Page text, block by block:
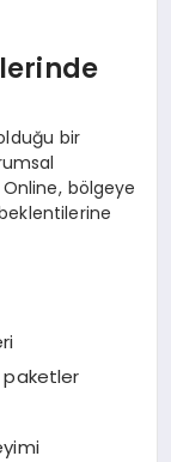
bir
bölgeye
paketler